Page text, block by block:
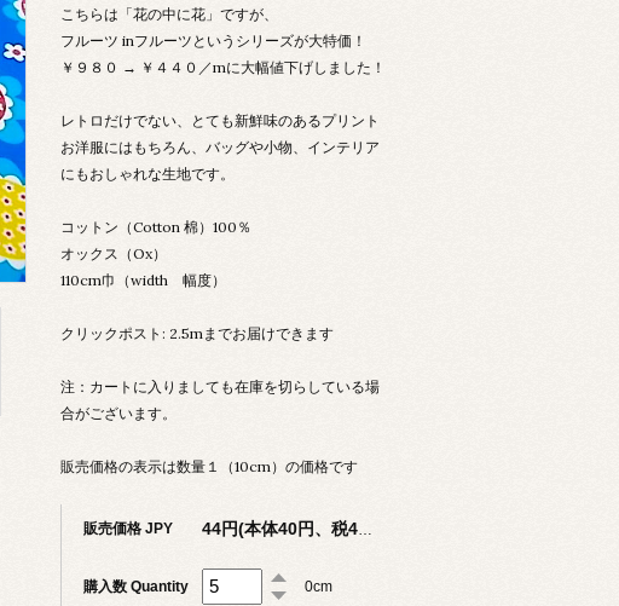
こちらは「花の中に花」ですが、
フルーツ inフルーツというシリーズが大特価！
￥９８０ → ￥４４０／mに大幅値下げしました！
レトロだけでない、とても新鮮味のあるプリント
お洋服にはもちろん、バッグや小物、インテリア
にもおしゃれな生地です。
コットン（Cotton 棉）100％
オックス（Ox）
110cm巾（width 幅度）
クリックポスト: 2.5mまでお届けできます
注：カートに入りましても在庫を切らしている場
合がございます。
販売価格の表示は数量１（10cm）の価格です
販売価格 JPY
購入数 Quantity 0cm